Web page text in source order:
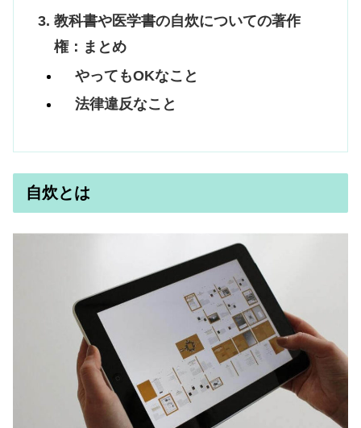
教科書や医学書の自炊についての著作
権：まとめ
やってもOKなこと
法律違反なこと
自炊とは